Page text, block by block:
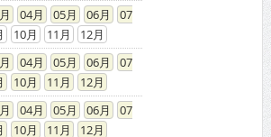
04 05 06
07
10 11
12
04 05 06
07
10 11
12
04 05 06
07
10 11
12